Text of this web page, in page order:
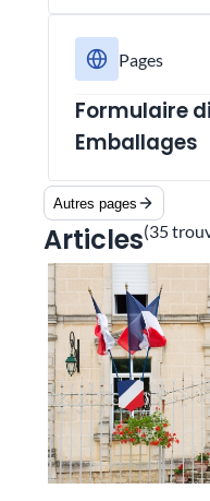
Pages
Formulaire
Emballages
Autres pages
Articles(35